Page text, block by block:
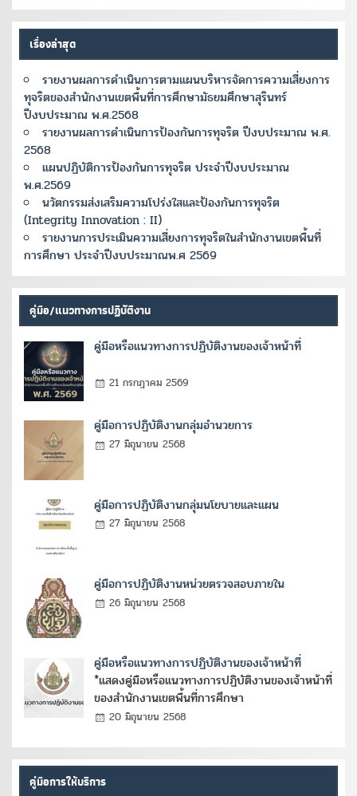
เรื่องล่าสุด
รายงานผลการดำเนินการตามแผนบริหารจัดการความเสี่ยงการ
ทุจริตของสำนักงานเขตพื้นที่การศึกษามัธยมศึกษาสุรินทร์
ปีงบประมาณ พ.ศ.2568
รายงานผลการดำเนินการป้องกันการทุจริต ปีงบประมาณ พ.ศ.
2568
แผนปฏิบัติการป้องกันการทุจริต ประจำปีงบประมาณ
พ.ศ.2569
นวัตกรรมส่งเสริมความโปร่งใสและป้องกันการทุจริต
(Integrity Innovation : II)
รายงานการประเมินความเสี่ยงการทุจริตในสำนักงานเขตพื้นที่
การศึกษา ประจำปีงบประมาณพ.ศ 2569
คู่มือ/แนวทางการปฏิบัติงาน
คู่มือหรือแนวทางการปฏิบัติงานของเจ้าหน้าที่
21 กรกฎาคม 2569
คู่มือการปฏิบัติงานกลุ่มอำนวยการ
27 มิถุนายน 2568
คู่มือการปฏิบัติงานกลุ่มนโยบายและแผน
27 มิถุนายน 2568
คู่มือการปฏิบัติงานหน่วยตรวจสอบภายใน
26 มิถุนายน 2568
คู่มือหรือแนวทางการปฏิบัติงานของเจ้าหน้าที่
*แสดงคู่มือหรือแนวทางการปฏิบัติงานของเจ้าหน้าที่
ของสำนักงานเขตพื้นที่การศึกษา
20 มิถุนายน 2568
คู่มือการให้บริการ